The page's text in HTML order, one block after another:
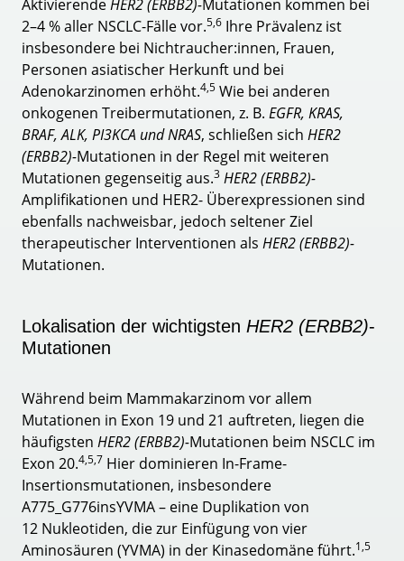
AktivierendeHER2 (ERBB2)-Mutationen kommen bei
2–4 % aller NSCLC-Fälle vor.5,6 Ihre Prävalenz ist
insbesondere bei Nichtraucher:innen, Frauen,
Personen asiatischer Herkunft und bei
Adenokarzinomen erhöht.4,5 Wie bei anderen
onkogenen Treibermutationen, z. B. EGFR, KRAS,
BRAF, ALK, PI3KCA und NRAS, schließen sich HER2
(ERBB2)-Mutationen in der Regel mit weiteren
Mutationen gegenseitig aus.3 HER2 (ERBB2)-
Amplifikationen und HER2- Überexpressionen sind
ebenfalls nachweisbar, jedoch seltener Ziel
therapeutischer Interventionen als HER2 (ERBB2)-
Mutationen.
Lokalisation der wichtigsten HER2 (ERBB2)-
Mutationen
Während beim Mammakarzinom vor allem
Mutationen in Exon 19 und 21 auftreten, liegen die
häufigsten HER2 (ERBB2)-Mutationen beim NSCLC im
Exon 20.4,5,7 Hier dominieren In-Frame-
Insertionsmutationen, insbesondere
A775_G776insYVMA – eine Duplikation von
12 Nukleotiden, die zur Einfügung von vier
Aminosäuren (YVMA) in der Kinasedomäne führt.1,5